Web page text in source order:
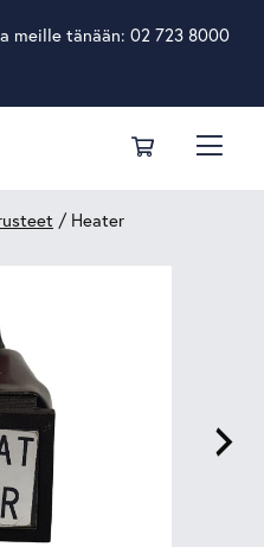
meille tänään: 02 723 8000
/ Heater